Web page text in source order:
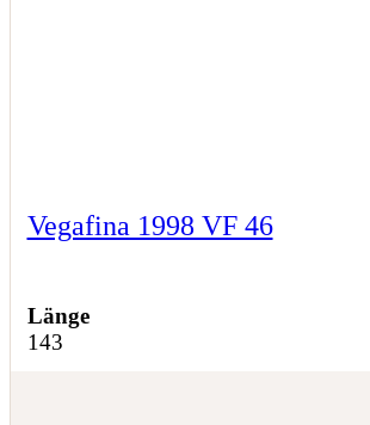
Vegafina 1998 VF 46
Länge
143